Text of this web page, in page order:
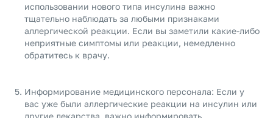
использовании нового типа инсулина важно
тщательно наблюдать за любыми признаками
аллергической реакции. Если вы заметили какие-либо
неприятные симптомы или реакции, немедленно
обратитесь к врачу.
Информирование медицинского персонала: Если у
вас уже были аллергические реакции на инсулин или
другие лекарства, важно информировать